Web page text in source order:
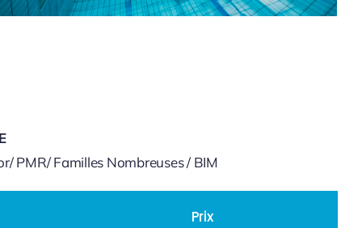
PMR/ Familles Nombreuses / BIM
Prix